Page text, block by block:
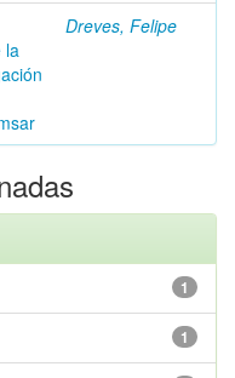
la
Dreves, Felipe
1
1